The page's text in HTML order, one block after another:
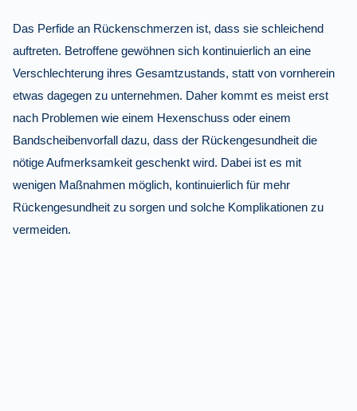
Das Perfide an Rückenschmerzen ist, dass sie schleichend
auftreten. Betroffene gewöhnen sich kontinuierlich an eine
Verschlechterung ihres Gesamtzustands, statt von vornherein
etwas dagegen zu unternehmen. Daher kommt es meist erst
nach Problemen wie einem Hexenschuss oder einem
Bandscheibenvorfall dazu, dass der Rückengesundheit die
nötige Aufmerksamkeit geschenkt wird. Dabei ist es mit
wenigen Maßnahmen möglich, kontinuierlich für mehr
Rückengesundheit zu sorgen und solche Komplikationen zu
vermeiden.